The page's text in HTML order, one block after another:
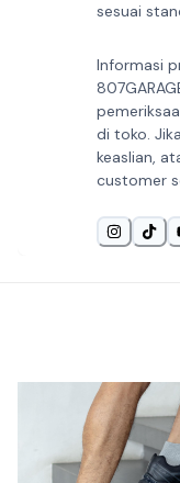
sesuai
Informasi
di toko.
keaslian,
customer